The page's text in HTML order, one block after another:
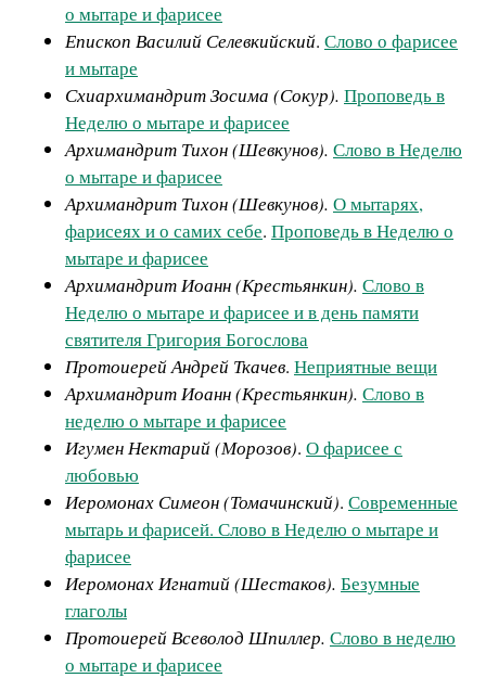
о мытаре и фарисее
Епископ Василий Селевкийский. Слово о фарисее
и мытаре
Схиархимандрит Зосима (Сокур). Проповедь в
Неделю о мытаре и фарисее
Архимандрит Тихон (Шевкунов). Слово в Неделю
о мытаре и фарисее
Архимандрит Тихон (Шевкунов). О мытарях,
фарисеях и о самих себе. Проповедь в Неделю о
мытаре и фарисее
Архимандрит Иоанн (Крестьянкин). Слово в
Неделю о мытаре и фарисее и в день памяти
святителя Григория Богослова
Протоиерей Андрей Ткачев. Неприятные вещи
Архимандрит Иоанн (Крестьянкин). Слово в
неделю о мытаре и фарисее
Игумен Нектарий (Морозов). О фарисее с
любовью
Иеромонах Симеон (Томачинский). Современные
мытарь и фарисей. Слово в Неделю о мытаре и
фарисее
Иеромонах Игнатий (Шестаков). Безумные
глаголы
Протоиерей Всеволод Шпиллер. Слово в неделю
о мытаре и фарисее